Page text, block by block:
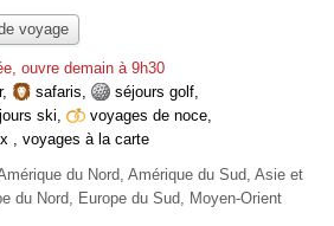
voyage
ouvre demain à 9h30
, safaris, séjours golf,
ski, voyages de noce,
, voyages à la carte
du Nord, Amérique du Sud, Asie et
du Nord, Europe du Sud, Moyen-Orient